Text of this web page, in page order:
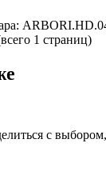
1 страниц)
с